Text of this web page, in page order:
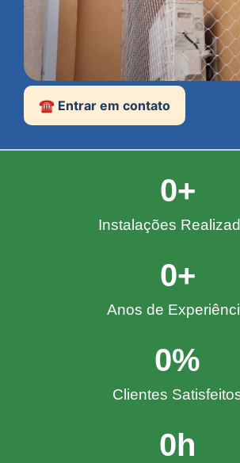
☎️ Entrar em contato
Instalações
0+
Anos de
0+
Clientes
0%
0h